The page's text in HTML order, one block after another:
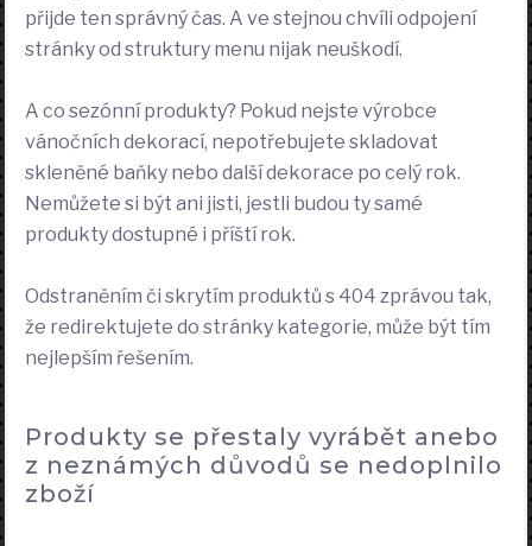
přijde ten správný čas. A ve stejnou chvíli odpojení
stránky od struktury menu nijak neuškodí.
A co sezónní produkty? Pokud nejste výrobce
vánočních dekorací, nepotřebujete skladovat
skleněné baňky nebo další dekorace po celý rok.
Nemůžete si být ani jisti, jestli budou ty samé
produkty dostupné i příští rok.
Odstraněním či skrytím produktů s 404 zprávou tak,
že redirektujete do stránky kategorie, může být tím
nejlepším řešením.
Produkty se přestaly vyrábět anebo
z neznámých důvodů se nedoplnilo
zboží